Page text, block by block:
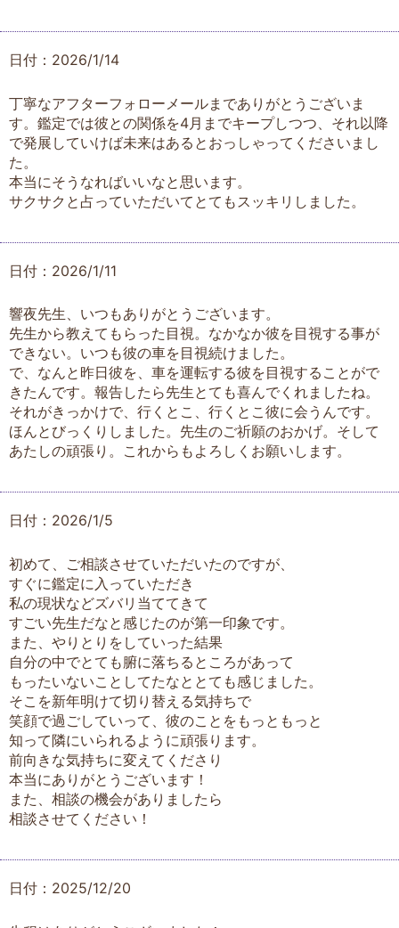
日付：2026/1/14
丁寧なアフターフォローメールまでありがとうございま
す。鑑定では彼との関係を4月までキープしつつ、それ以降
で発展していけば未来はあるとおっしゃってくださいまし
た。
本当にそうなればいいなと思います。
サクサクと占っていただいてとてもスッキリしました。
日付：2026/1/11
響夜先生、いつもありがとうございます。
先生から教えてもらった目視。なかなか彼を目視する事が
できない。いつも彼の車を目視続けました。
で、なんと昨日彼を、車を運転する彼を目視することがで
きたんです。報告したら先生とても喜んでくれましたね。
それがきっかけで、行くとこ、行くとこ彼に会うんです。
ほんとびっくりしました。先生のご祈願のおかげ。そして
あたしの頑張り。これからもよろしくお願いします。
日付：2026/1/5
初めて、ご相談させていただいたのですが、
すぐに鑑定に入っていただき
私の現状などズバリ当ててきて
すごい先生だなと感じたのが第一印象です。
また、やりとりをしていった結果
自分の中でとても腑に落ちるところがあって
もったいないことしてたなととても感じました。
そこを新年明けて切り替える気持ちで
笑顔で過ごしていって、彼のことをもっともっと
知って隣にいられるように頑張ります。
前向きな気持ちに変えてくださり
本当にありがとうございます！
また、相談の機会がありましたら
相談させてください！
日付：2025/12/20